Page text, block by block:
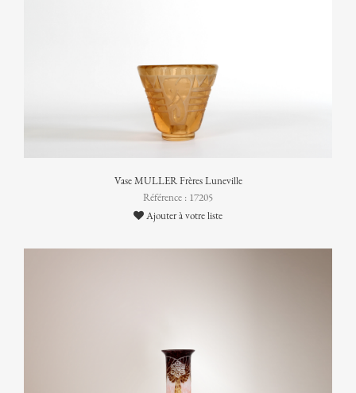
Vase MULLER Frères Luneville
Référence : 17205
Ajouter à votre liste